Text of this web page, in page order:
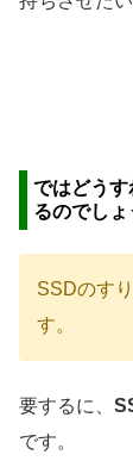
ではどう
るのでしょ
SSDのす
す。
要するに、
です。